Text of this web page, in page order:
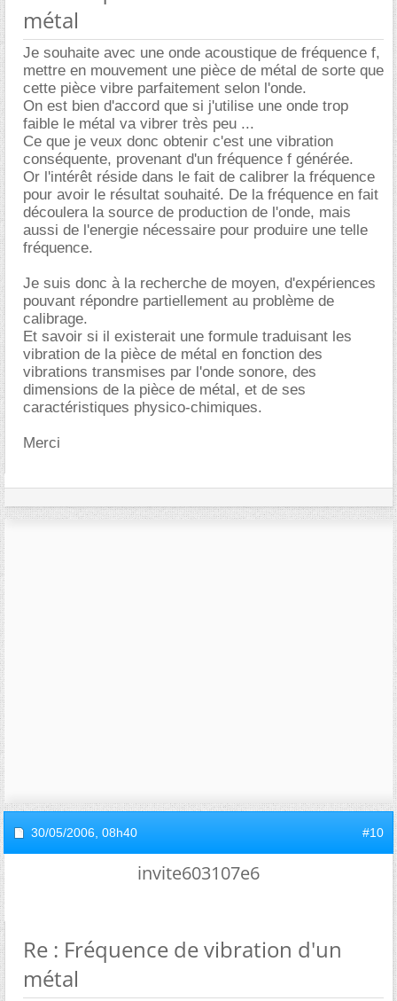
métal
Je souhaite avec une onde acoustique de fréquence f,
mettre en mouvement une pièce de métal de sorte que
cette pièce vibre parfaitement selon l'onde.
On est bien d'accord que si j'utilise une onde trop
faible le métal va vibrer très peu ...
Ce que je veux donc obtenir c'est une vibration
conséquente, provenant d'un fréquence f générée.
Or l'intérêt réside dans le fait de calibrer la fréquence
pour avoir le résultat souhaité. De la fréquence en fait
découlera la source de production de l'onde, mais
aussi de l'energie nécessaire pour produire une telle
fréquence.
Je suis donc à la recherche de moyen, d'expériences
pouvant répondre partiellement au problème de
calibrage.
Et savoir si il existerait une formule traduisant les
vibration de la pièce de métal en fonction des
vibrations transmises par l'onde sonore, des
dimensions de la pièce de métal, et de ses
caractéristiques physico-chimiques.
Merci
30/05/2006, 08h40 #10
invite603107e6
Re : Fréquence de vibration d'un
métal